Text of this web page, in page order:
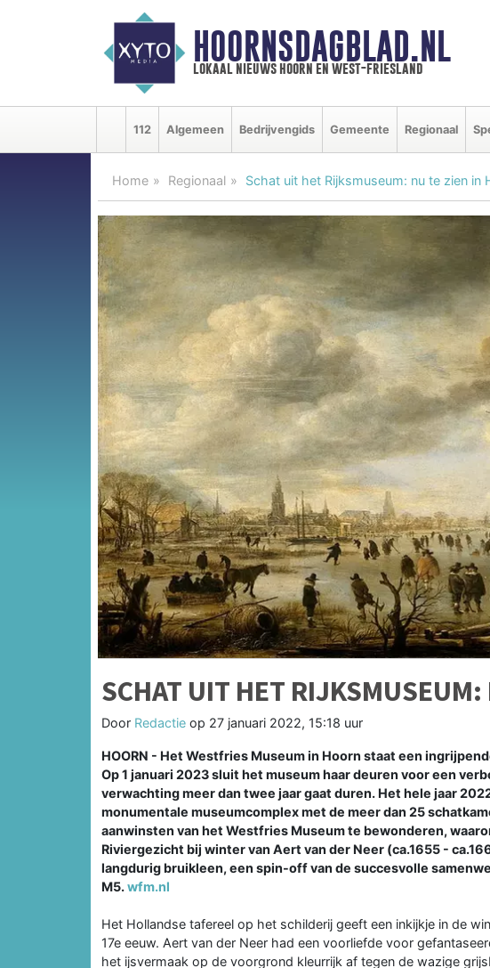
HOORNSDAGBLAD.NL
lokaal nieuws hoorn en west-friesland
112 Algemeen Bedrijvengids Gemeente Regionaal
Home Regionaal Schat uit het Rijksmuseum: nu te zien in
SCHAT UIT HET
Door Redactie op 27 januari 2022, 15:18 uur
HOORN - Het Westfries Museum in Hoorn staat een
Op 1 januari 2023 sluit het museum haar deuren voor een
verwachting meer dan twee jaar gaat duren. Het hele jaar
monumentale museumcomplex met de meer dan 25
aanwinsten van het Westfries Museum te bewonderen,
Riviergezicht bij winter van Aert van der Neer (ca.1655 -
langdurig bruikleen, een spin-off van de succesvolle
M5.wfm.nl
Het Hollandse tafereel op het schilderij geeft een inkijkje in de
17e eeuw. Aert van der Neer had een voorliefde voor
het ijsvermaak op de voorgrond kleurrijk af tegen de wazige